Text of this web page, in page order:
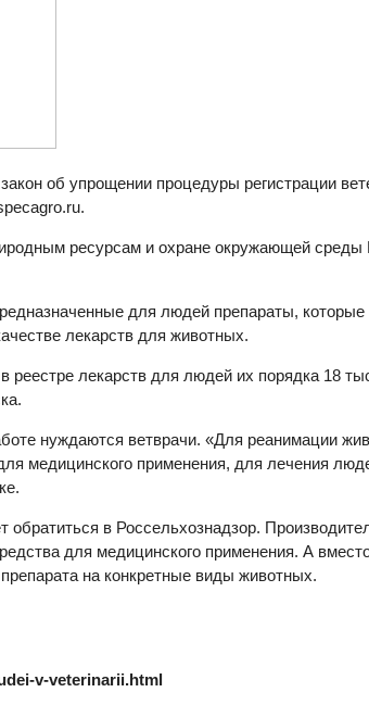
об упрощении процедуры регистрации
ресурсам и охране окружающей
для людей препараты,
лекарств для животных.
реестре лекарств для людей их порядка 18
нуждаются ветврачи. «Для реанимации
медицинского применения, для лечения
в Россельхознадзор.
для медицинского применения. А
на конкретные виды животных.
v-veterinarii.html